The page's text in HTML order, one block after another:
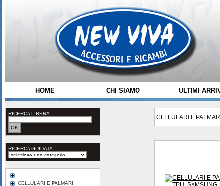
HOME CHI SIAMO ULTIMI
RICERCA LIBERA
RICERCA GUIDATA
CELLULARI E PALMARI
CELLULARI E